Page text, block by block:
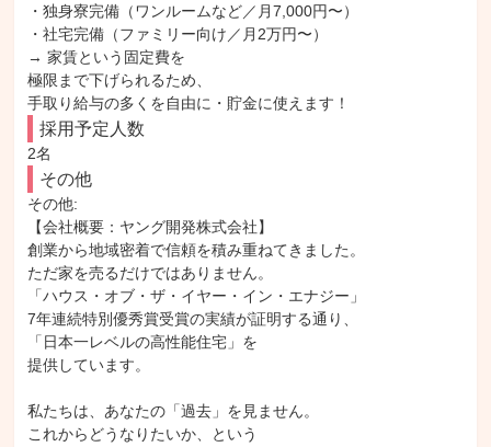
・独身寮完備（ワンルームなど／月7,000円〜）
・社宅完備（ファミリー向け／月2万円〜）
→ 家賃という固定費を
極限まで下げられるため、
手取り給与の多くを自由に・貯金に使えます！
採用予定人数
2名
その他
その他:
【会社概要：ヤング開発株式会社】
創業から地域密着で信頼を積み重ねてきました。
ただ家を売るだけではありません。
「ハウス・オブ・ザ・イヤー・イン・エナジー」
7年連続特別優秀賞受賞の実績が証明する通り、
「日本一レベルの高性能住宅」を
提供しています。
私たちは、あなたの「過去」を見ません。
これからどうなりたいか、という